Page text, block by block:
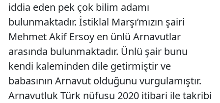
iddia eden pek çok bilim adamı
bulunmaktadır. İstiklal Marşı’mızın şairi
Mehmet Akif Ersoy en ünlü Arnavutlar
arasında bulunmaktadır. Ünlü şair bunu
kendi kaleminden dile getirmiştir ve
babasının Arnavut olduğunu vurgulamıştır.
Arnavutluk Türk nüfusu 2020 itibari ile takribi